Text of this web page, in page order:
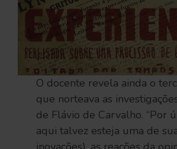
O docente revela ainda o
que norteava as
de Flávio de Carvalho. “Por
aqui talvez esteja uma de